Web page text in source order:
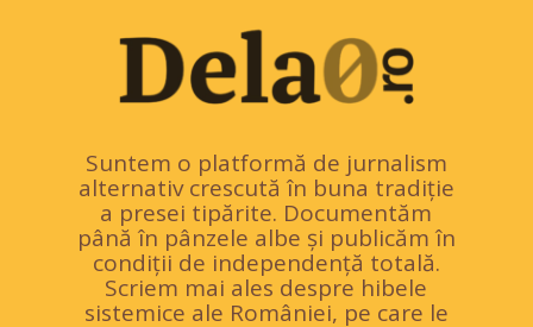
Suntem o platformă de jurnalism
alternativ crescută în buna tradiție
a presei tipărite. Documentăm
până în pânzele albe și publicăm în
condiții de independență totală.
Scriem mai ales despre hibele
sistemice ale României, pe care le